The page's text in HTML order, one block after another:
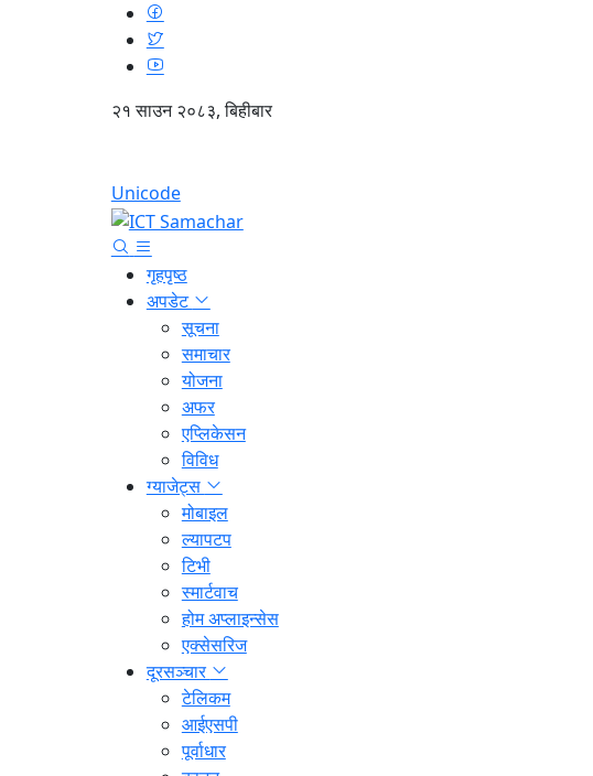
२१ साउन २०८३, बिहीबार
Unicode
गृहपृष्ठ
अपडेट
सूचना
समाचार
योजना
अफर
एप्लिकेसन
विविध
ग्याजेट्स
मोबाइल
ल्यापटप
टिभी
स्मार्टवाच
होम अप्लाइन्सेस
एक्सेसरिज
दूरसञ्चार
टेलिकम
आईएसपी
पूर्वाधार